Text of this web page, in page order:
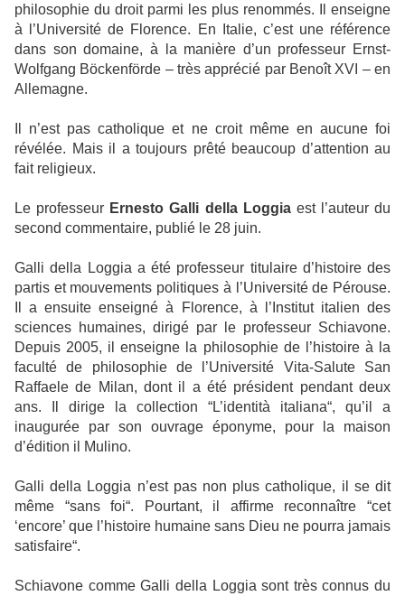
philosophie du droit parmi les plus renommés. Il enseigne
à l’Université de Florence. En Italie, c’est une référence
dans son domaine, à la manière d’un professeur Ernst-
Wolfgang Böckenförde – très apprécié par Benoît XVI – en
Allemagne.
Il n’est pas catholique et ne croit même en aucune foi
révélée. Mais il a toujours prêté beaucoup d’attention au
fait religieux.
Le professeur Ernesto Galli della Loggiaest l’auteur du
second commentaire, publié le 28 juin.
Galli della Loggia a été professeur titulaire d’histoire des
partis et mouvements politiques à l’Université de Pérouse.
Il a ensuite enseigné à Florence, à l’Institut italien des
sciences humaines, dirigé par le professeur Schiavone.
Depuis 2005, il enseigne la philosophie de l’histoire à la
faculté de philosophie de l’Université Vita-Salute San
Raffaele de Milan, dont il a été président pendant deux
ans. Il dirige la collection “L’identità italiana“, qu’il a
inaugurée par son ouvrage éponyme, pour la maison
d’édition il Mulino.
Galli della Loggia n’est pas non plus catholique, il se dit
même “sans foi“. Pourtant, il affirme reconnaître “cet
‘encore’ que l’histoire humaine sans Dieu ne pourra jamais
satisfaire“.
Schiavone comme Galli della Loggia sont très connus du